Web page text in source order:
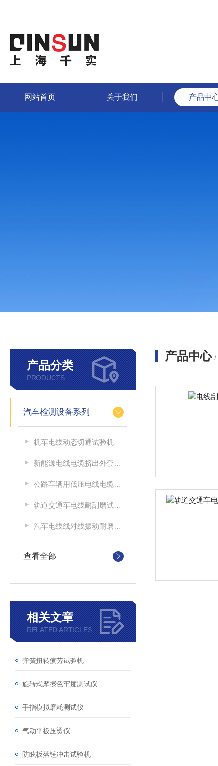
网站首页 关于我们 产品中
产品分类
PRODUCTS
汽车检测设备系列
机车电线动态切通试验机
新能源电线电缆挤出外套刮磨试验仪
公路车辆用低压电线电缆耐刮磨试验机
轨道交通车电线耐刮磨试验机
汽车电线线对线振动耐磨试验机
查看全部
相关文章
RELATED ARTICLES
弹簧扭转疲劳试验机
旋转式摩擦色牢度测试仪
手指模拟磨耗测试仪
气动平板压烫仪
防眩板落锤冲击试验机
产品中心 /